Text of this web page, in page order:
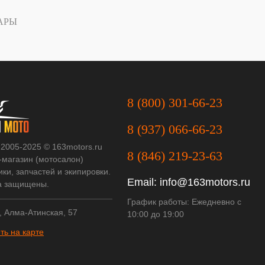
2025 © 163motors.ru
(мотосалон)
запчастей и экипировки.
защищены.
Алма-Атинская, 57
на карте
8 (800) 301-66-23
8 (937) 066-66-23
8 (846) 219-23-63
Email: info@163motors.ru
График работы: Ежедневно с
10:00 до 19:00